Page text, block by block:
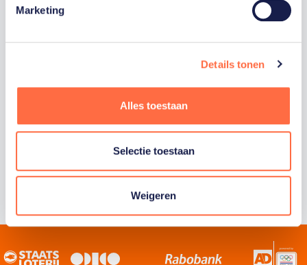
Marketing
Details tonen
Alles toestaan
Selectie toestaan
Weigeren
Staatsloterij is trotse hoofdsponsor van
sportiefste land van de wereld maken.